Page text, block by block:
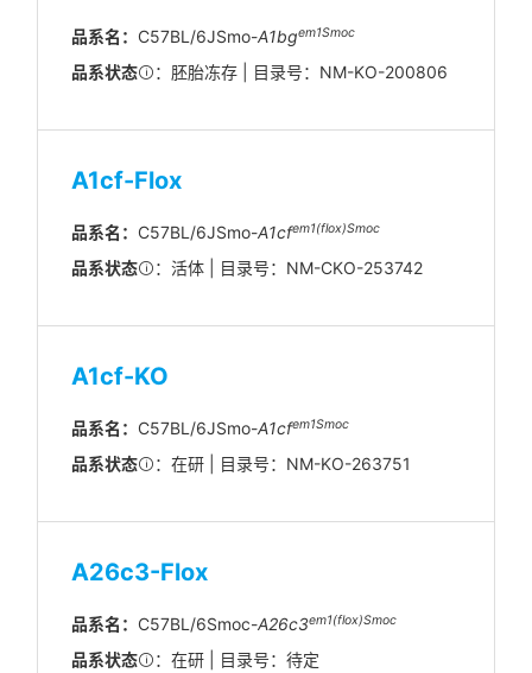
品系名： C57BL/6JSmo-A1bgem1Smoc
品系状态 ：胚胎冻存 | 目录号：NM-KO-200806
A1cf-Flox
品系名： C57BL/6JSmo-A1cfem1(flox)Smoc
品系状态 ：活体 | 目录号：NM-CKO-253742
A1cf-KO
品系名： C57BL/6JSmo-A1cfem1Smoc
品系状态 ：在研 | 目录号：NM-KO-263751
A26c3-Flox
品系名： C57BL/6Smoc-A26c3em1(flox)Smoc
品系状态 ：在研 | 目录号：待定